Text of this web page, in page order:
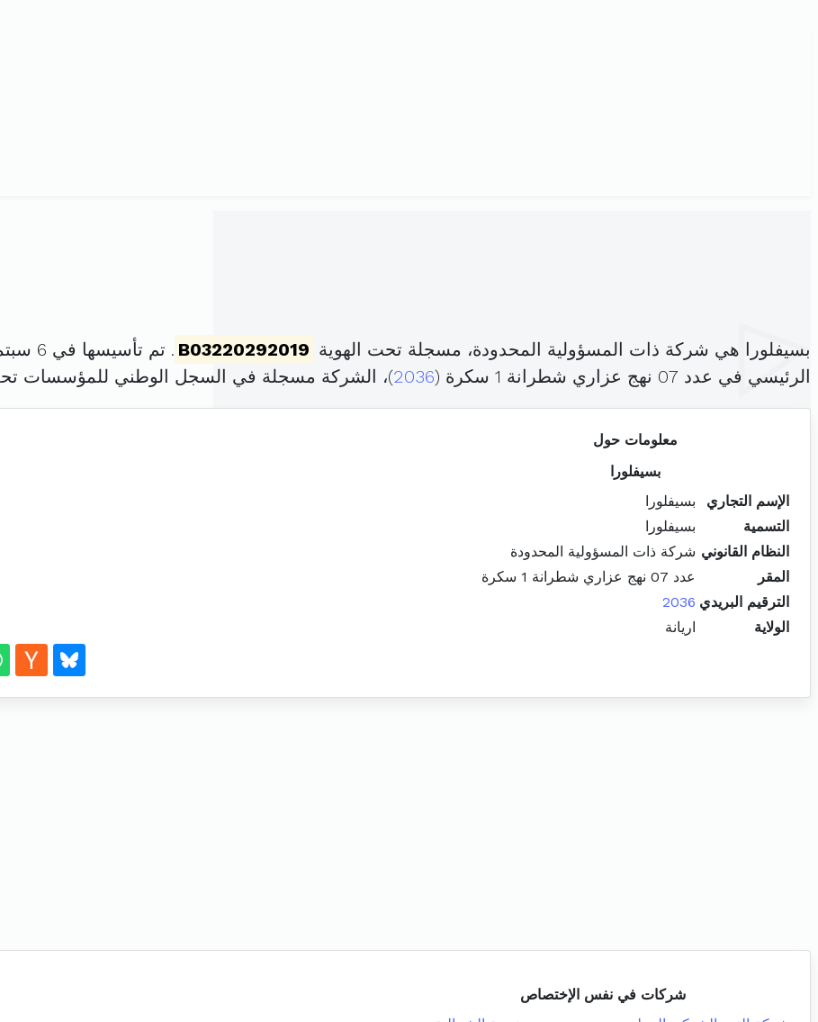
بسيفلورا هي شركة ذات المسؤولية المحدودة، مسجلة تحت الهوية B03220292019 . تم تأسيسها في 6 سبتمبر 2019 برأس مال قدره
الرئيسي في عدد 07 نهج عزاري شطرانة 1 سكرة (
2036)، الشركة مسجلة في السجل الوطني للمؤسسات
معلومات حول
بسيفلورا
الإسم التجاري
بسيفلورا
التسمية
بسيفلورا
النظام القانوني شركة ذات المسؤولية المحدودة
المقر
عدد 07 نهج عزاري شطرانة 1 سكرة
الترقيم البريدي 2036
الولاية
اريانة
شركات في نفس الإختصاص